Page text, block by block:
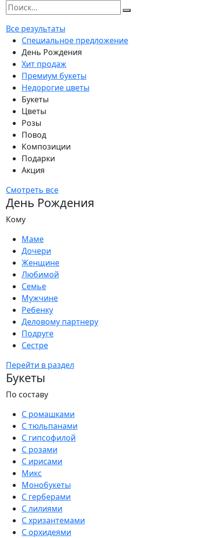
Все результаты
Специальное предложение
День Рождения
Хит продаж
Премиум букеты
Недорогие цветы
Букеты
Цветы
Розы
Повод
Композиции
Подарки
Акция
Смотреть все
День Рождения
Кому
Маме
Дочери
Женщине
Любимой
Семье
Мужчине
Ребенку
Деловому партнеру
Подруге
Сестре
Перейти в раздел
Букеты
По составу
С ромашками
С тюльпанами
С гипсофилой
С розами
С ирисами
Микс
Монобукеты
С герберами
С лилиями
С хризантемами
С орхидеями